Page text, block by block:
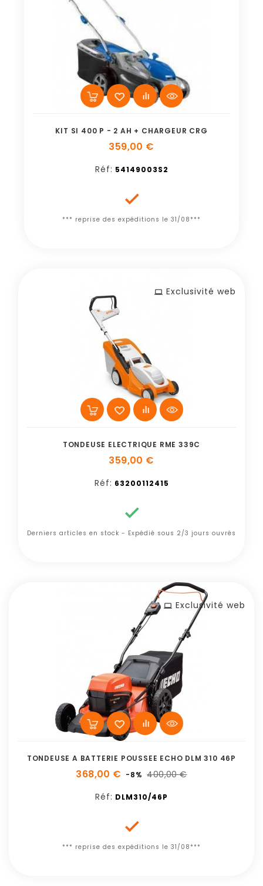
KIT SI 400 P - 2 AH + CHARGEUR CRG
359,00 €
Réf: 54149003S2

*** reprise des expéditions le 31/08***
Exclusivité web
TONDEUSE ELECTRIQUE RME 339C
359,00 €
Réf: 63200112415

Derniers articles en stock - Expédié sous 2/3 jours ouvrés
Exclusivité web
TONDEUSE A BATTERIE POUSSEE ECHO DLM 310 46P
368,00 € -8% 400,00 €
Réf: DLM310/46P

*** reprise des expéditions le 31/08***